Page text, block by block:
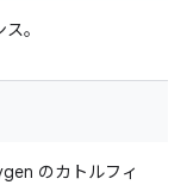
。
のカトルフィ